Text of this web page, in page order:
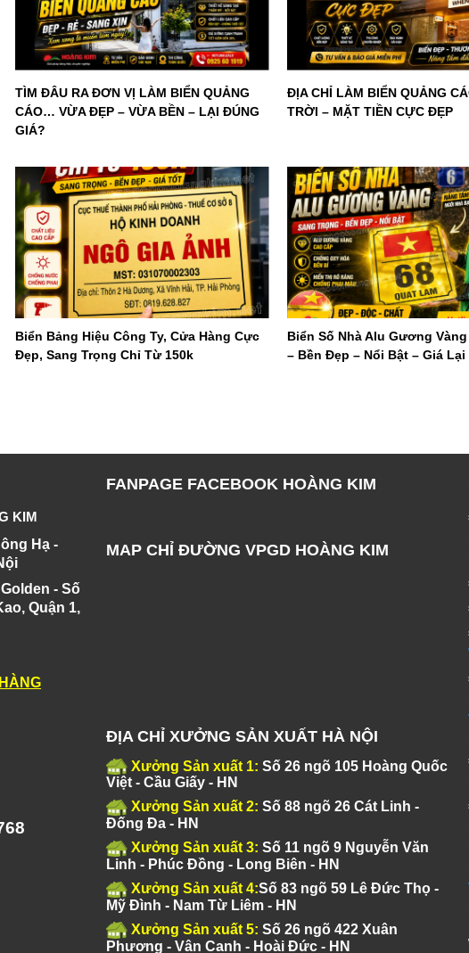
TÌM ĐÂU RA ĐƠN VỊ LÀM BIỂN QUẢNG
CÁO… VỪA ĐẸP – VỪA BỀN – LẠI ĐÚNG
GIÁ?
ĐỊA CHỈ LÀM BIỂN QUẢNG
TRỜI – MẶT TIỀN CỰC ĐẸP
Biển Bảng Hiệu Công Ty, Cửa Hàng Cực
Đẹp, Sang Trọng Chỉ Từ 150k
Biển Số Nhà Alu Gương
– Bền Đẹp – Nổi Bật – Giá Lại
KIM
Hạ -
- Số
Quận 1,
FANPAGE FACEBOOK HOÀNG KIM
MAP CHỈ ĐƯỜNG VPGD HOÀNG KIM
ĐỊA CHỈ XƯỞNG SẢN XUẤT HÀ NỘI
Xưởng Sản xuất 1: Số 26 ngõ 105 Hoàng Quốc
Việt - Cầu Giấy - HN
Xưởng Sản xuất 2: Số 88 ngõ 26 Cát Linh -
Đống Đa - HN
Xưởng Sản xuất 3: Số 11 ngõ 9 Nguyễn Văn
Linh - Phúc Đồng - Long Biên - HN
Xưởng Sản xuất 4:Số 83 ngõ 59 Lê Đức Thọ -
Mỹ Đình - Nam Từ Liêm - HN
Xưởng Sản xuất 5: Số 26 ngõ 422 Xuân
Phương - Vân Canh - Hoài Đức - HN